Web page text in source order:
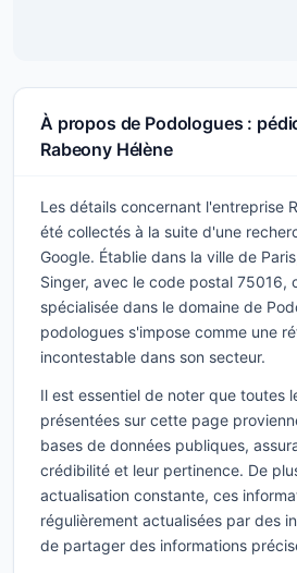
À propos de Podologues :
Rabeony Hélène
Les détails concernant l'entreprise
été collectés à la suite d'une
Google. Établie dans la ville de
Singer, avec le code postal 75016,
spécialisée dans le domaine de
podologues s'impose comme une
incontestable dans son secteur.
Il est essentiel de noter que toutes
présentées sur cette page
bases de données publiques,
crédibilité et leur pertinence. De
actualisation constante, ces
régulièrement actualisées par des
de partager des informations